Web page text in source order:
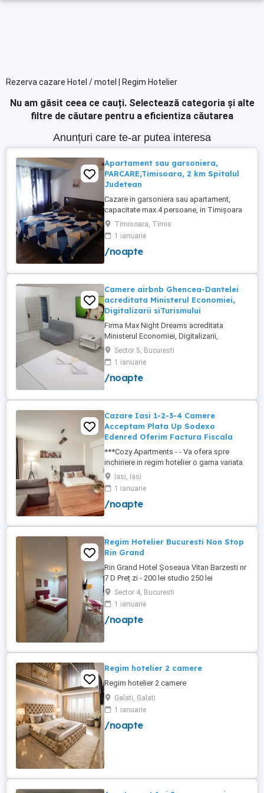
Rezerva cazare Hotel / motel | Regim Hotelier
Nu am găsit ceea ce cauți. Selectează categoria și alte
filtre de căutare pentru a eficientiza căutarea
Anunțuri care te-ar putea interesa
Apartament sau garsoniera,
PARCARE,Timisoara, 2 km Spitalul
Judetean
Cazare in garsoniera sau apartament,
capacitate max.4 persoane, in Timișoara
la 2 km de Spitalul Judetean. (la doua
strazi)de zona Calea Buziasului
Lic.Electrotimis si la 2 km de Mosnita
Noua Centura. PARCARE. Situat la et.1 al
+wifi , frigider, mașină spălat, ...
Timisoara, Timis
1 ianuarie
/noapte
Camere airbnb Ghencea-Dantelei
acreditata Ministerul Economiei,
Digitalizarii siTurismului
Firma Max Night Dreams acreditata
Ministerul Economiei, Digitalizarii,
Antreprenoriatului si Turismului închiriază
in regim hotelier in zona Drumul Taberei -
Ghencea diferite tipuri de camere Camera
single cu o suprafață totală de 16mp
cu o suprafață totală de ...
Sector 5, Bucuresti
1 ianuarie
/noapte
Cazare Iasi 1-2-3-4 Camere
Acceptam Plata Up Sodexo
Edenred Oferim Factura Fiscala
***Cozy Apartments - - Va ofera spre
inchiriere in regim hotelier o gama variata
de apartamente si garsoniere situate in
puncte cheie ale orasului doar in
complexe rezidentiale noi: *Zona Palas
Mall - Centru - Complex Lazar Residence;
Residence; *Zona Palas Mall - ...
Iasi, Iasi
1 ianuarie
/noapte
Regim Hotelier Bucuresti Non Stop
Rin Grand
Rin Grand Hotel Șoseaua Vitan Barzesti nr
7 D Preț zi - 200 lei studio 250 lei
apartament
Sector 4, Bucuresti
1 ianuarie
/noapte
Regim hotelier 2 camere
Regim hotelier 2 camere
Galati, Galati
1 ianuarie
/noapte